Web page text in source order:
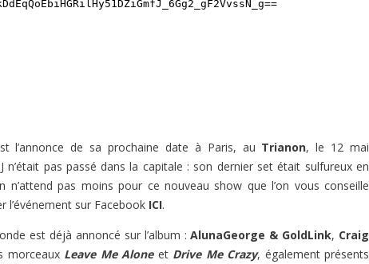
l’annonce de sa prochaine date à Paris, au Trianon, le 12 mai
n’était pas passé dans la capitale : son dernier set était sulfureux en
n’attend pas moins pour ce nouveau show que l’on vous conseille
l’événement sur Facebook ICI.
est déjà annoncé sur l’album :AlunaGeorge & GoldLink, Craig
morceaux Leave Me Aloneet Drive Me Crazy, également présents